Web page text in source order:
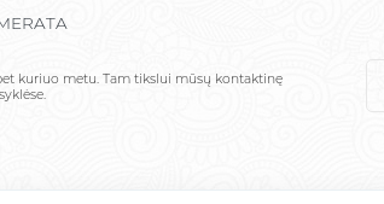
kuriuo metu. Tam tikslui mūsų kontaktinę